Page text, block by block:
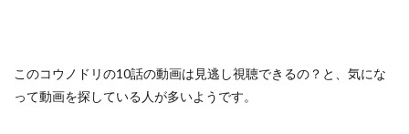
このコウノドリの10話の動画は見逃し視聴できるの？ と、気にな
って動画を探している人が多いようです。